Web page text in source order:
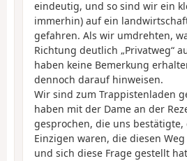
eindeutig, und so sind wir ein
immerhin) auf ein
gefahren. Als wir umdrehten,
Richtung deutlich „Privatweg“
haben keine Bemerkung
dennoch darauf hinweisen.
Wir sind zum Trappistenladen
haben mit der Dame an der
gesprochen, die uns
Einzigen waren, die diesen
und sich diese Frage gestellt